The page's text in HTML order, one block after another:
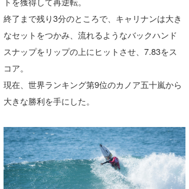
終了まで残り3分のところで、キャリナンは大き
なセットをつかみ、流れるようなバックハンド
スナップをリップの上にヒットさせ、7.83をス
コア。
現在、世界ランキング第9位のカノア五十嵐から
大きな勝利を手にした。
KOBU
KY
mitz
OYZ
S.K
Soulman
VAGY